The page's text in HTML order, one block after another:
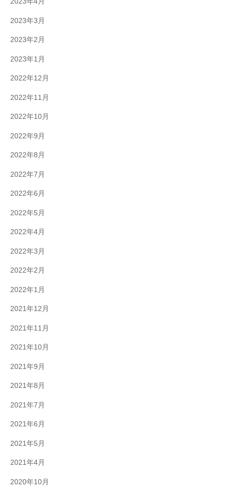
2023年3月
2023年2月
2023年1月
2022年12月
2022年11月
2022年10月
2022年9月
2022年8月
2022年7月
2022年6月
2022年5月
2022年4月
2022年3月
2022年2月
2022年1月
2021年12月
2021年11月
2021年10月
2021年9月
2021年8月
2021年7月
2021年6月
2021年5月
2021年4月
2020年10月